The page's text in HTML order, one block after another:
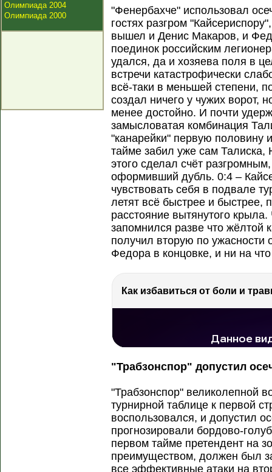
Олимпиада 2004
Олимпиада 2000
"Фенербахче" использовал
гостях разгром
вышел и Денис Макаров, и
поединок российским
удался, да и хозяева поля в
встречи катастрофически
всё-таки в меньшей степени,
создал ничего у чужих ворот,
менее достойно. И почти
замысловатая комбинация
"канарейки" первую половину
тайме забил уже сам
этого сделал счёт
оформивший дубль. 0:4 –
чувствовать себя в подвале
летят всё быстрее и быстрее,
расстояние вытянутого
запомнился разве что жёлтой
получил вторую по ужасности
Федора в концовке, и ни на
Как избавиться от боли и
"Трабзонспор" допустил
"Трабзонспор" великолепной
турнирной таблице к первой
воспользовался, и допустил
прогнозировали бордово-
первом тайме претендент на
преимуществом, должен был
все эффективные атаки на